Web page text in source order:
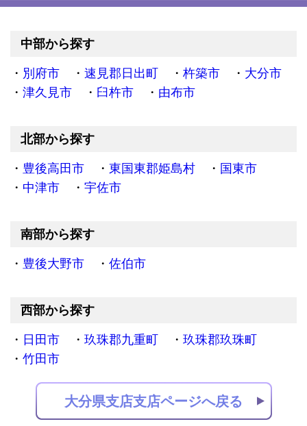
中部から探す
別府市 速見郡日出町 杵築市
大分市
津久見市
臼杵市 由布市
北部から探す
豊後高田市 東国東郡姫島村
国東市
中津市
宇佐市
南部から探す
豊後大野市 佐伯市
西部から探す
日田市 玖珠郡九重町
玖珠郡玖珠町
竹田市
大分県支店支店ページへ戻る